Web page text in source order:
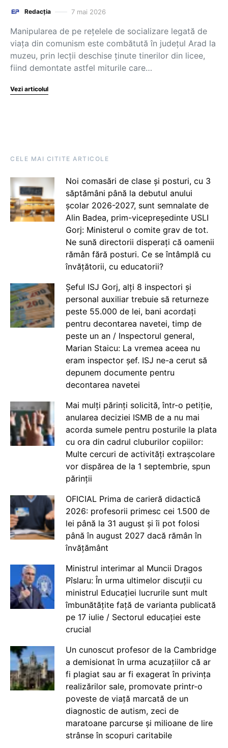
Redacția 7 mai 2026
Manipularea de pe reţelele de socializare legată de
viaţa din comunism este combătută în judeţul Arad la
muzeu, prin lecţii deschise ţinute tinerilor din licee,
fiind demontate astfel miturile care…
Vezi articolul
CELE MAI CITITE ARTICOLE
Noi comasări de clase și posturi, cu 3
săptămâni până la debutul anului
școlar 2026-2027, sunt semnalate de
Alin Badea, prim-vicepreședinte USLI
Gorj: Ministerul o comite grav de tot.
Ne sună directorii disperați că oamenii
rămân fără posturi. Ce se întâmplă cu
învățătorii, cu educatorii?
Șeful ISJ Gorj, alți 8 inspectori și
personal auxiliar trebuie să returneze
peste 55.000 de lei, bani acordați
pentru decontarea navetei, timp de
peste un an / Inspectorul general,
Marian Staicu: La vremea aceea nu
eram inspector șef. ISJ ne-a cerut să
depunem documente pentru
decontarea navetei
Mai mulți părinți solicită, într-o petiție,
anularea deciziei ISMB de a nu mai
acorda sumele pentru posturile la plata
cu ora din cadrul cluburilor copiilor:
Multe cercuri de activități extrașcolare
vor dispărea de la 1 septembrie, spun
părinții
OFICIAL Prima de carieră didactică
2026: profesorii primesc cei 1.500 de
lei până la 31 august și îi pot folosi
până în august 2027 dacă rămân în
învățământ
Ministrul interimar al Muncii Dragos
Pîslaru: În urma ultimelor discuții cu
ministrul Educației lucrurile sunt mult
îmbunătățite față de varianta publicată
pe 17 iulie / Sectorul educației este
crucial
Un cunoscut profesor de la Cambridge
a demisionat în urma acuzațiilor că ar
fi plagiat sau ar fi exagerat în privința
realizărilor sale, promovate printr-o
poveste de viață marcată de un
diagnostic de autism, zeci de
maratoane parcurse și milioane de lire
strânse în scopuri caritabile